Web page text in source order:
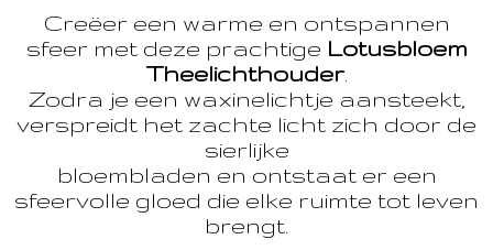
Creëer een warme en ontspannen
sfeer met deze prachtige Lotusbloem
Theelichthouder.
Zodra je een waxinelichtje aansteekt,
verspreidt het zachte licht zich door de
sierlijke
bloembladen en ontstaat er een
sfeervolle gloed die elke ruimte tot leven
brengt.